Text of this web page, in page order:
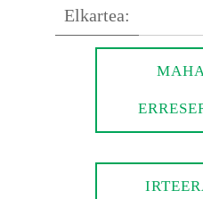
Elkartea: